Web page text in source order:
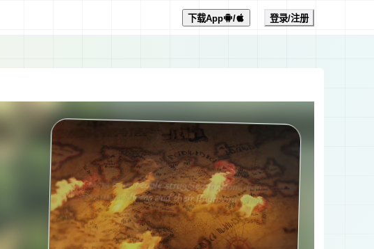
下载App / 登录/注册
0:00